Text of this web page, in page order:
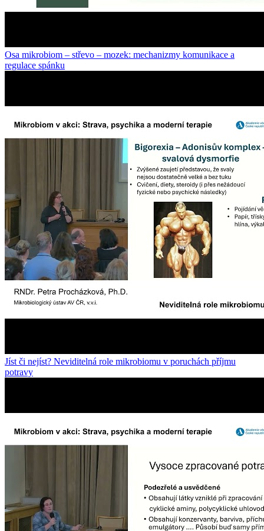
Osa mikrobiom – střevo – mozek: mechanizmy komunikace a
regulace spánku
Jíst či nejíst? Neviditelná role mikrobiomu v poruchách příjmu
potravy